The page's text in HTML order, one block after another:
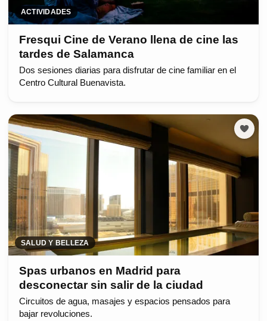
ACTIVIDADES
Fresqui Cine de Verano llena de cine las
tardes de Salamanca
Dos sesiones diarias para disfrutar de cine familiar en el
Centro Cultural Buenavista.
SALUD Y BELLEZA
Spas urbanos en Madrid para
desconectar sin salir de la ciudad
Circuitos de agua, masajes y espacios pensados para
bajar revoluciones.